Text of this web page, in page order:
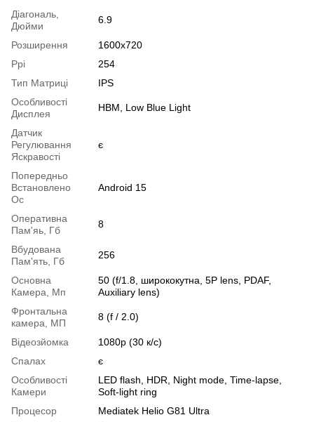
Діагональ,
Дюйми
6.9
Розширення
1600x720
Ppi
254
Тип Матриці
IPS
Особливості
Дисплея
HBM, Low Blue Light
Датчик
Регулювання
Яскравості
є
Попередньо
Встановлено
Ос
Android 15
Оперативна
Пам'яь, Гб
8
Вбудована
Пам'ять, Гб
256
Основна
Камера, Мп
50 (f/1.8, ширококутна, 5P lens, PDAF,
Auxiliary lens)
Фронтальна
камера, МП
8 (f / 2.0)
Відеозйомка
1080p (30 к/с)
Спалах
є
Особливості
Камери
LED flash, HDR, Night mode, Time-lapse,
Soft-light ring
Процесор
Mediatek Helio G81 Ultra